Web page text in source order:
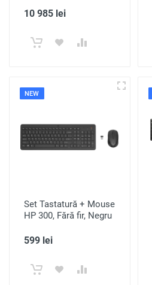
10 985 lei
NEW
Set Tastatură + Mouse
HP 300, Fără fir, Negru
599 lei